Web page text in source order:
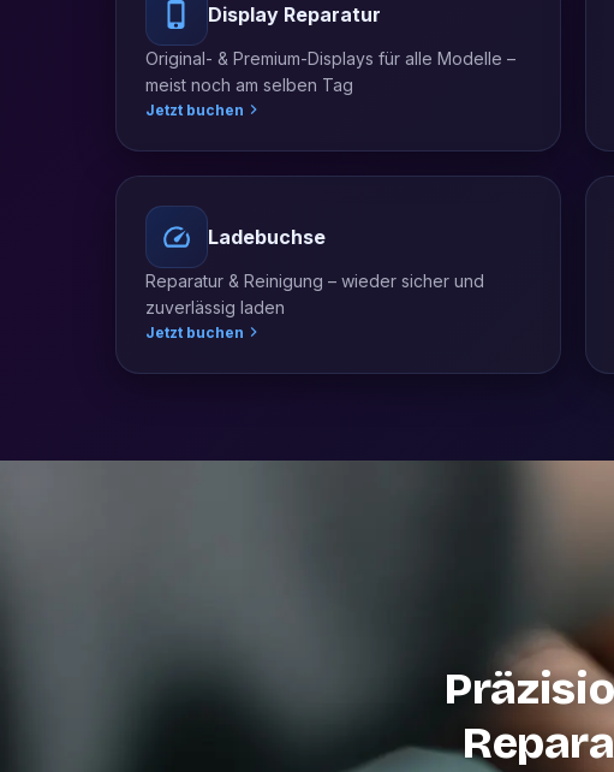
Display Reparatur
Original- & Premium-Displays für alle Modelle –
meist noch am selben Tag
Jetzt buchen
Ladebuchse
Reparatur & Reinigung – wieder sicher und
zuverlässig laden
Jetzt buchen